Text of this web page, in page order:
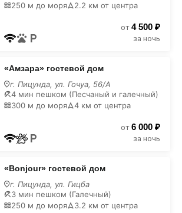
250 м до моря
2.2 км от центра
от 4 500 ₽
за ночь
«Амзара» гостевой дом
г. Пицунда, ул. Гочуа, 56/А
4 мин пешком (Песчаный и галечный)
300 м до моря
4 км от центра
от 6 000 ₽
за ночь
«Bonjour» гостевой дом
г. Пицунда, ул. Гицба
3 мин пешком (Галечный)
250 м до моря
3.2 км от центра